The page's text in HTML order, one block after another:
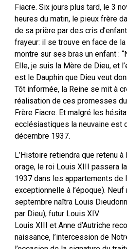
Fiacre. Six jours plus tard, le 3
heures du matin, le pieux frère
de sa prière par des cris
frayeur: il se trouve en face de
montre sur ses bras un enfant :
EIle, je suis la Mère de Dieu, et
est le Dauphin que Dieu veut
Tôt informée, la Reine se mit à
réalisation de ces promesses
Frère Fiacre. Et malgré les
ecclésiastiques la neuvaine est
décembre 1937.
L’Histoire retiendra que retenu
orage, le roi Louis XIII passera
1937 dans les appartements de
exceptionnelle à l’époque).
septembre naîtra Louis
par Dieu), futur Louis XIV.
Louis XIII et Anne d’Autriche
naissance, l’intercession de